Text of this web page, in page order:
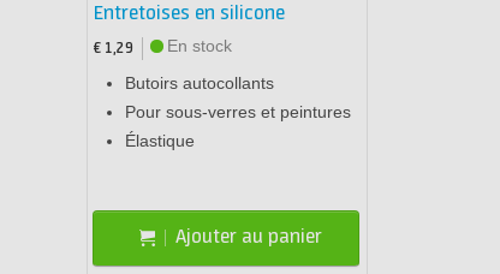
Entretoises en silicone
€ 1,29
En stock
Butoirs autocollants
Pour sous-verres et peintures
Élastique
Ajouter au panier